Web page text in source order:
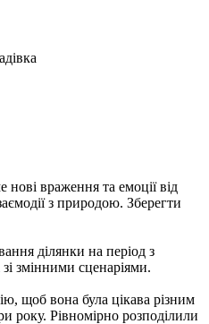
враження та емоції від
з природою. Зберегти
ділянки на період з
зі змінними сценаріями.
щоб вона була цікава різним
року. Рівномірно розподілили